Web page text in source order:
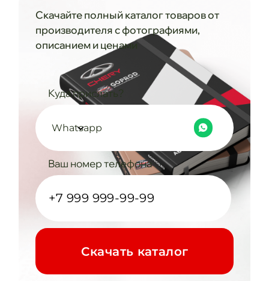
Скачайте полный каталог товаров от
производителя с фотографиями,
описанием и ценами
Куда прислать?
Whatsapp
Ваш номер телефона
Cкачать каталог